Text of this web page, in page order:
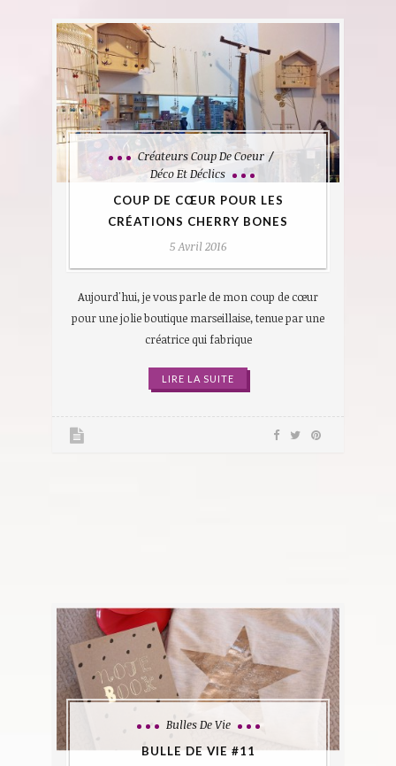
Créateurs Coup De Coeur
Déco Et Déclics
COUP DE CŒUR POUR LES
CRÉATIONS CHERRY BONES
5 Avril 2016
Aujourd'hui, je vous parle de mon coup de cœur
pour une jolie boutique marseillaise, tenue par une
créatrice qui fabrique
LIRE LA SUITE
Bulles De Vie
BULLE DE VIE #11